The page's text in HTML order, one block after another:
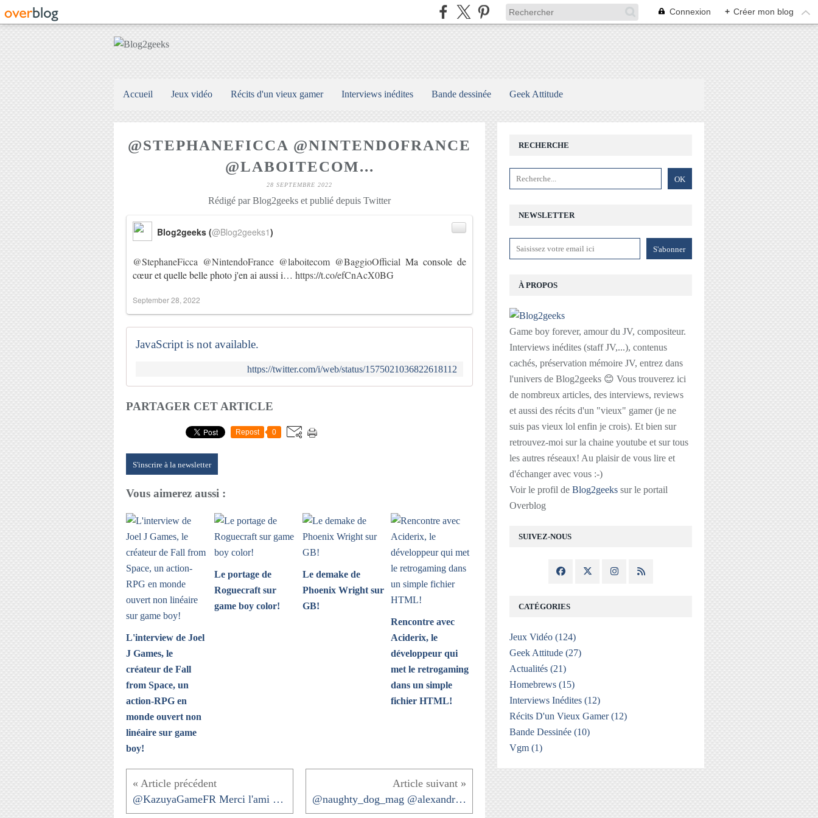
Connexion + Créer mon blog
Accueil Jeux vidéo Récits d'un vieux gamer Interviews inédites Bande dessinée Geek Attitude
@STEPHANEFICCA @NINTENDOFRANCE
@LABOITECOM...
28 SEPTEMBRE 2022
Rédigé par Blog2geeks et publié depuis Twitter
@StephaneFicca @NintendoFrance @laboitecom @BaggioOfficial Ma console de
cœur et quelle belle photo j'en ai aussi i… https://t.co/efCnAcX0BG
Blog2geeks (@Blog2geeks1)
September 28, 2022
JavaScript is not available.
https://twitter.com/i/web/status/1575021036822618112
PARTAGER CET ARTICLE
Repost 0
S'inscrire à la newsletter
Vous aimerez aussi :
L'interview de Joel
J Games, le
créateur de Fall
from Space, un
action-RPG en
monde ouvert non
linéaire sur game
boy!
Le portage de
Roguecraft sur
game boy color!
Le demake de
Phoenix Wright sur
GB!
Rencontre avec
Aciderix, le
développeur qui
met le retrogaming
dans un simple
fichier HTML!
@KazuyaGameFR Merci l'ami ça me touche... @naughty_dog_mag @alexandre_delol @EzEdward1...
NEWSLETTER
SUIVEZ-NOUS
RECHERCHE
À PROPOS
Game boy forever, amour du JV, compositeur.
Interviews inédites (staff JV,...), contenus
cachés, préservation mémoire JV, entrez dans
l'univers de Blog2geeks 😊 Vous trouverez ici
de nombreux articles, des interviews, reviews
et aussi des récits d'un "vieux" gamer (je ne
suis pas vieux lol enfin je crois). Et bien sur
retrouvez-moi sur la chaine youtube et sur tous
les autres réseaux! Au plaisir de vous lire et
d'échanger avec vous :-)
Voir le profil de Blog2geeks sur le portail
Overblog
CATÉGORIES
Jeux Vidéo (124)
Geek Attitude (27)
Actualités (21)
Homebrews (15)
Interviews Inédites (12)
Récits D'un Vieux Gamer(12)
Bande Dessinée (10)
Vgm (1)